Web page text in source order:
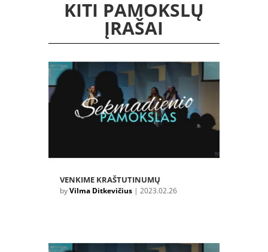
KITI PAMOKSLŲ
ĮRAŠAI
VENKIME KRAŠTUTINUMŲ
byVilma Ditkevičius| 2023.02.26